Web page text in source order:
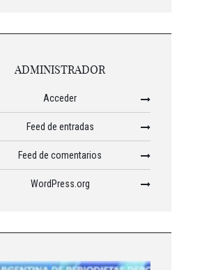
ADMINISTRADOR
Acceder
Feed de entradas
Feed de comentarios
WordPress.org